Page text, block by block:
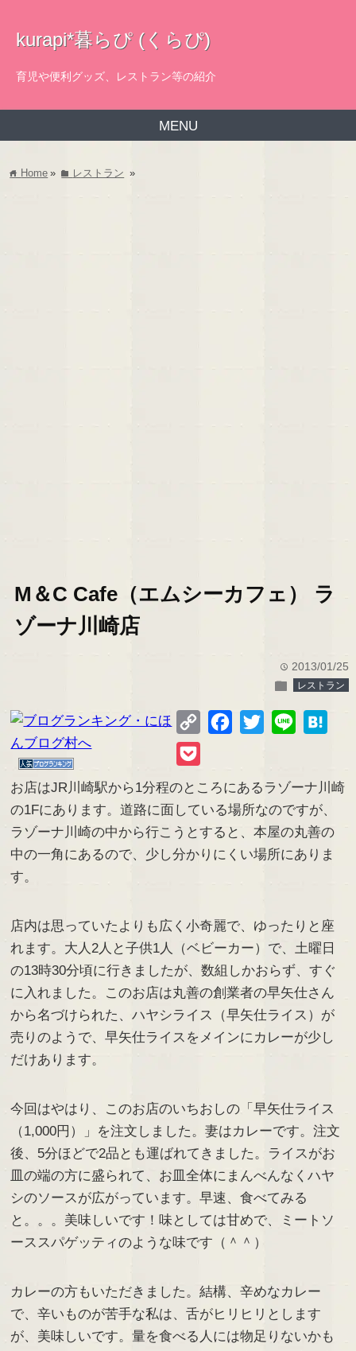
kurapi*暮らぴ (くらぴ)
育児や便利グッズ、レストラン等の紹介
MENU
home Home » folder レストラン »
M＆C Cafe（エムシーカフェ） ラ
ゾーナ川崎店
time 2013/01/25
folder レストラン
Copy
Facebook
Twitter Line
お店はJR川崎駅から1分程のところにあるラゾーナ川崎
の1Fにあります。道路に面している場所なのですが、
ラゾーナ川崎の中から行こうとすると、本屋の丸善の
中の一角にあるので、少し分かりにくい場所にありま
す。
店内は思っていたよりも広く小奇麗で、ゆったりと座
れます。大人2人と子供1人（ベビーカー）で、土曜日
の13時30分頃に行きましたが、数組しかおらず、すぐ
に入れました。このお店は丸善の創業者の早矢仕さん
から名づけられた、ハヤシライス（早矢仕ライス）が
売りのようで、早矢仕ライスをメインにカレーが少し
だけあります。
今回はやはり、このお店のいちおしの「早矢仕ライス
（1,000円）」を注文しました。妻はカレーです。注文
後、5分ほどで2品とも運ばれてきました。ライスがお
皿の端の方に盛られて、お皿全体にまんべんなくハヤ
シのソースが広がっています。早速、食べてみる
と。。。美味しいです！味としては甘めで、ミートソ
ーススパゲッティのような味です（＾＾）
カレーの方もいただきました。結構、辛めなカレー
で、辛いものが苦手な私は、舌がヒリヒリとします
が、美味しいです。量を食べる人には物足りないかも